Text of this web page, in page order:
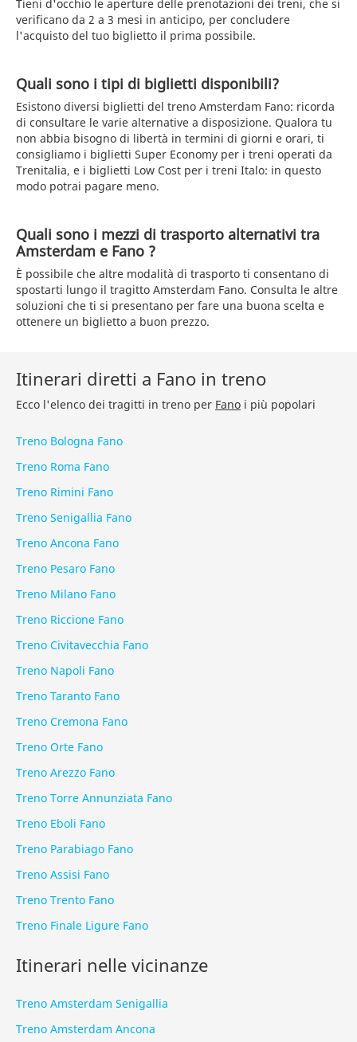
Tieni d'occhio le aperture delle prenotazioni dei treni, che si
verificano da 2 a 3 mesi in anticipo, per concludere
l'acquisto del tuo biglietto il prima possibile.
Quali sono i tipi di biglietti disponibili?
Esistono diversi biglietti del treno Amsterdam Fano: ricorda
di consultare le varie alternative a disposizione. Qualora tu
non abbia bisogno di libertà in termini di giorni e orari, ti
consigliamo i biglietti Super Economy per i treni operati da
Trenitalia, e i biglietti Low Cost per i treni Italo: in questo
modo potrai pagare meno.
Quali sono i mezzi di trasporto alternativi tra
Amsterdam e Fano ?
È possibile che altre modalità di trasporto ti consentano di
spostarti lungo il tragitto Amsterdam Fano. Consulta le altre
soluzioni che ti si presentano per fare una buona scelta e
ottenere un biglietto a buon prezzo.
Itinerari diretti a Fano in treno
Ecco l'elenco dei tragitti in treno per Fano i più popolari
Treno Bologna Fano
Treno Roma Fano
Treno Rimini Fano
Treno Senigallia Fano
Treno Ancona Fano
Treno Pesaro Fano
Treno Milano Fano
Treno Riccione Fano
Treno Civitavecchia Fano
Treno Napoli Fano
Treno Taranto Fano
Treno Cremona Fano
Treno Orte Fano
Treno Arezzo Fano
Treno Torre Annunziata Fano
Treno Eboli Fano
Treno Parabiago Fano
Treno Assisi Fano
Treno Trento Fano
Treno Finale Ligure Fano
Itinerari nelle vicinanze
Treno Amsterdam Senigallia
Treno Amsterdam Ancona